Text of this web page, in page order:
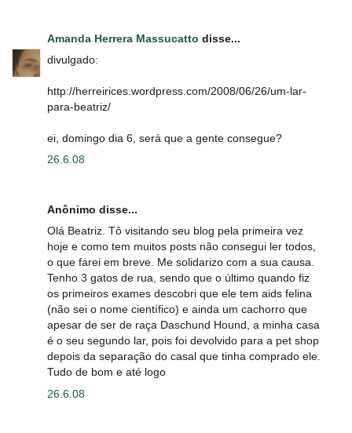
Amanda Herrera Massucatto disse...
divulgado:
http://herreirices.wordpress.com/2008/06/26/um-lar-
para-beatriz/
ei, domingo dia 6, será que a gente consegue?
26.6.08
Anônimo disse...
Olá Beatriz. Tô visitando seu blog pela primeira vez
hoje e como tem muitos posts não consegui ler todos,
o que farei em breve. Me solidarizo com a sua causa.
Tenho 3 gatos de rua, sendo que o último quando fiz
os primeiros exames descobri que ele tem aids felina
(não sei o nome científico) e ainda um cachorro que
apesar de ser de raça Daschund Hound, a minha casa
é o seu segundo lar, pois foi devolvido para a pet shop
depois da separação do casal que tinha comprado ele.
Tudo de bom e até logo
26.6.08